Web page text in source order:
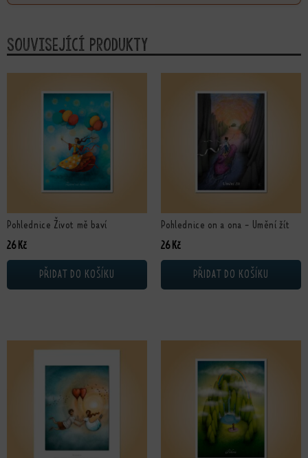
Související produkty
Pohlednice Život mě baví
26Kč
PŘIDAT DO KOŠÍKU
Pohlednice on a ona - Umění žít
26Kč
PŘIDAT DO KOŠÍKU
Tento produkt má více variant. Možnosti lze vybrat na stránce produktu